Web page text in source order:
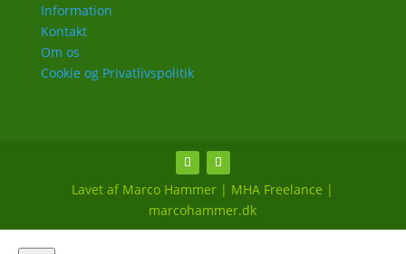
Information
Kontakt
Om os
Cookie og Privatlivspolitik
Lavet af Marco Hammer | MHA Freelance |
marcohammer.dk